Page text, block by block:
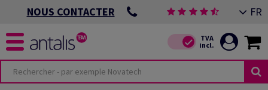
NOUS CONTACTER FR